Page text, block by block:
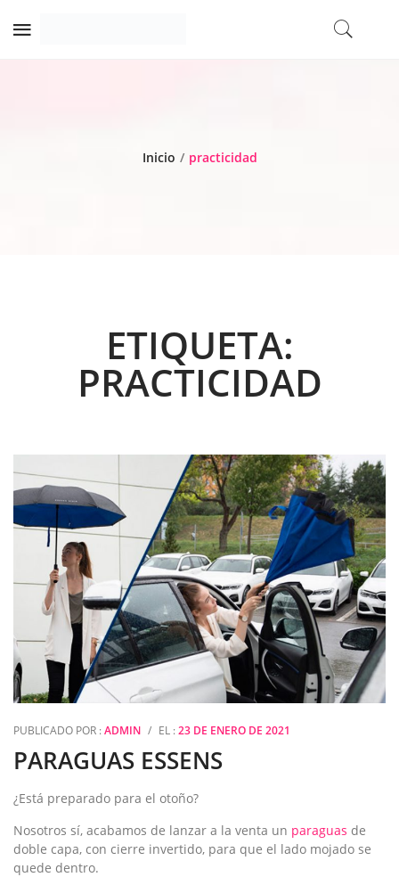
Inicio / practicidad
ETIQUETA:
PRACTICIDAD
PUBLICADO POR :ADMIN / EL :23 DE ENERO DE 2021
PARAGUAS ESSENS
¿Está preparado para el otoño?
Nosotros sí, acabamos de lanzar a la venta un paraguas de
doble capa, con cierre invertido, para que el lado mojado se
quede dentro.